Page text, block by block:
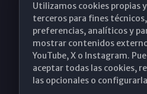
Obispado de
Santa María,
(+34) 952 224
Utilizamos cookies propias
terceros para fines
preferencias, analíticos y
mostrar contenidos
YouTube, X o Instagram.
aceptar todas las cookies,
las opcionales o